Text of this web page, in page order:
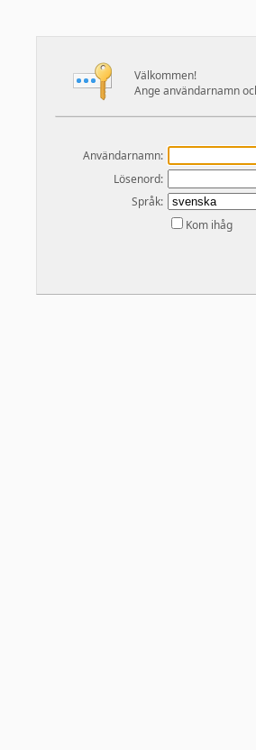
Välkommen!
Ange användarnamn
Användarnamn:
Lösenord:
Språk:
Kom ihåg